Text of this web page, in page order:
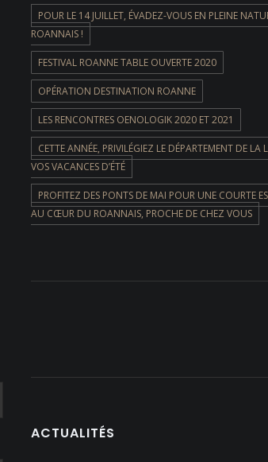
POUR LE 14 JUILLET, ÉVADEZ-VOUS EN PLEINE
ROANNAIS !
FESTIVAL ROANNE TABLE OUVERTE 2020
OPÉRATION DESTINATION ROANNE
LES RENCONTRES OENOLOGIK 2020 ET 2021
CETTE ANNÉE, PRIVILÉGIEZ LE DÉPARTEMENT DE LA
VOS VACANCES D’ÉTÉ
PROFITEZ DES PONTS DE MAI POUR UNE COURTE
AU CŒUR DU ROANNAIS, PROCHE DE CHEZ VOUS
ACTUALITÉS